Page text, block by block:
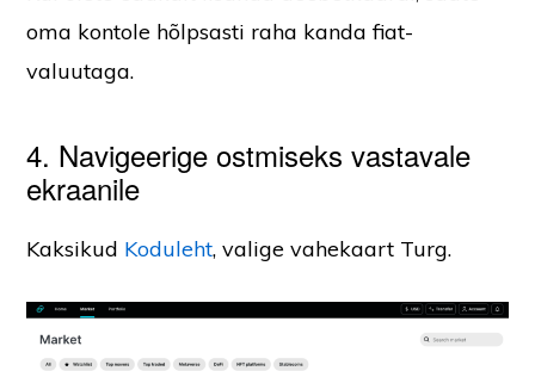
oma kontole hõlpsasti raha kanda fiat-
valuutaga.
4. Navigeerige ostmiseks vastavale
ekraanile
Kaksikud Koduleht, valige vahekaart Turg.